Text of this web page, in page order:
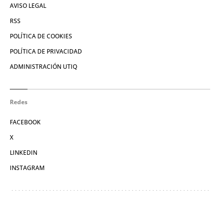
AVISO LEGAL
RSS
POLÍTICA DE COOKIES
POLÍTICA DE PRIVACIDAD
ADMINISTRACIÓN UTIQ
Redes
FACEBOOK
X
LINKEDIN
INSTAGRAM